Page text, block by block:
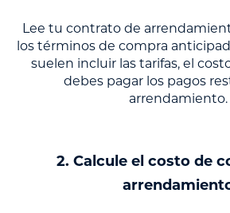
Lee tu contrato de
los términos de compra
suelen incluir las tarifas, el
debes pagar los pagos
arrendamiento.
2. Calcule el costo de